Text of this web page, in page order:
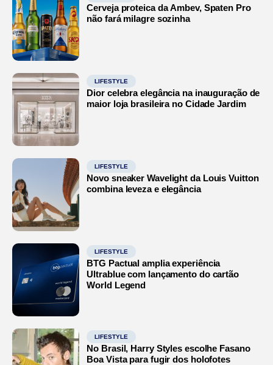
Cerveja proteica da Ambev, Spaten Pro
não fará milagre sozinha
LIFESTYLE
Dior celebra elegância na inauguração de
maior loja brasileira no Cidade Jardim
LIFESTYLE
Novo sneaker Wavelight da Louis Vuitton
combina leveza e elegância
LIFESTYLE
BTG Pactual amplia experiência
Ultrablue com lançamento do cartão
World Legend
LIFESTYLE
No Brasil, Harry Styles escolhe Fasano
Boa Vista para fugir dos holofotes